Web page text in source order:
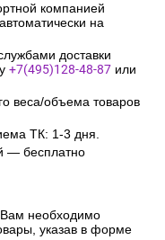
компанией
на
доставки
+7(495)128-48-87 или
веса/объема товаров
ТК: 1-3 дня.
— бесплатно
Вам необходимо
указав в форме